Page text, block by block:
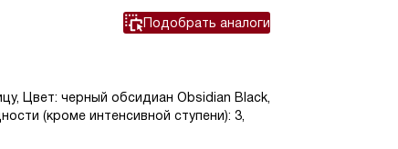
Подобрать аналоги
Цвет: черный обсидиан Obsidian Black,
(кроме интенсивной ступени): 3,